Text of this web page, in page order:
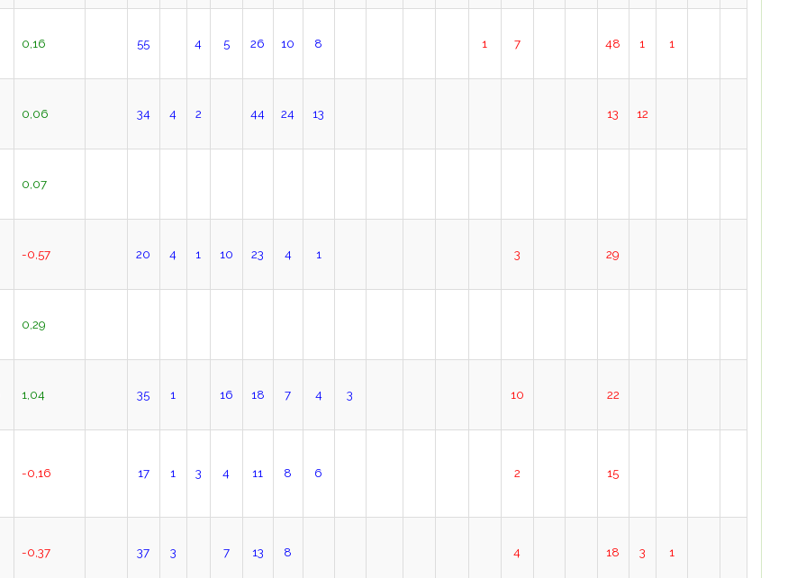
0,16 55 4 5 26 10 8 1 7 48 1 1
0,06 34 4 2 44 24 13 13 12
0,07
-0,57 20 4 1 10 23 4 1 3 29
0,29
1,04 35 1 16 18 7 4 3 10 22
-0,16 17 1 3 4 11 8 6 2 15
-0,37 37 3 7 13 8 4 18 3 1